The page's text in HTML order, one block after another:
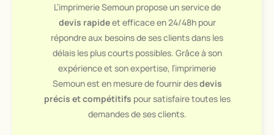
L’imprimerie Semoun propose un service de
devis rapideet efficace en 24/48h pour
répondre aux besoins de ses clients dans les
délais les plus courts possibles. Grâce à son
expérience et son expertise, l’imprimerie
Semoun est en mesure de fournir desdevis
précis et compétitifs pour satisfaire toutes les
demandes de ses clients.